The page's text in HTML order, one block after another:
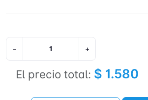
− +
El precio total: $ 1.580